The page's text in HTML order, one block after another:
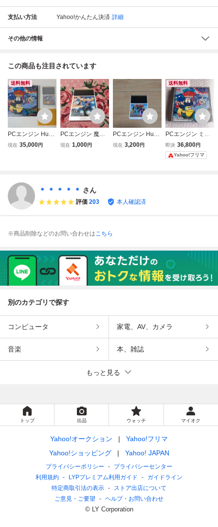
支払い方法 Yahoo!かんたん決済 詳細
その他の情報
この商品も注目されています
送料無料
PCエンジン HuC
ARD ミズバク大
現在 35,000円
PCエンジン 魔界
八犬伝
現在 1,000円
PCエンジン HuC
ARD 青いブリン
現在 3,200円
送料無料
PCエンジン ミズ
バク大冒険 HuCA
RD PCE TAITO
即決 36,800円
Yahoo!フリマ
＊ ＊ ＊ ＊ ＊ さん
評価 203 本人確認済
※商品削除などのお問い合わせはこちら
別のカテゴリで探す
コンピュータ 家電、AV、カメラ
音楽 本、雑誌
もっと見る
トップ 出品 ウォッチ マイオク
Yahoo!オークション
Yahoo!フリマ
Yahoo!ショッピング
Yahoo! JAPAN
プライバシーポリシー
プライバシーセンター
利用規約
LYPプレミアム利用ガイド
ガイドライン
特定商取引法の表示
ストア出店について
ご意見・ご要望
ヘルプ・お問い合わせ
© LY Corporation